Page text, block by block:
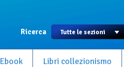
Ricerca
Ebook Libri collezionismo